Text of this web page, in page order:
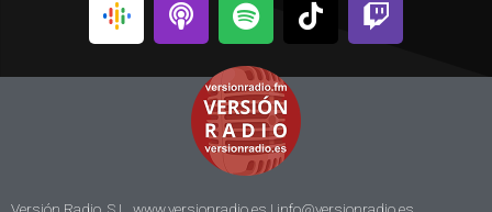
Versión Radio, S.L. www.versionradio.es | info@versionradio.es